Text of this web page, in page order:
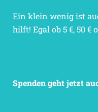
Ein klein wenig ist
hilft! Egal ob 5 €, 50 €
Spenden geht jetzt